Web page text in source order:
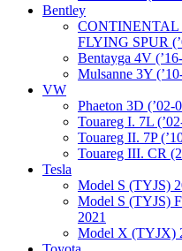
Bentley
CONTINENTAL
FLYING SPUR
Bentayga 4V
Mulsanne 3Y
VW
Phaeton 3D (’02-
Touareg I. 7L
Touareg II. 7P
Touareg III. CR
Tesla
Model S (TYJS)
Model S (TYJS)
2021
Model X (TYJX)